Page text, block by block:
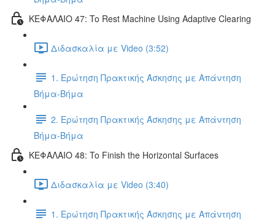
ΚΕΦΑΛΑΙΟ 47: To Rest Machine Using Adaptive Clearing
Διδασκαλία με Video (3:52)
1. Ερώτηση Πρακτικής Άσκησης με Απάντηση
Βήμα-Βήμα
2. Ερώτηση Πρακτικής Άσκησης με Απάντηση
Βήμα-Βήμα
ΚΕΦΑΛΑΙΟ 48: To Finish the Horizontal Surfaces
Διδασκαλία με Video (3:40)
1. Ερώτηση Πρακτικής Άσκησης με Απάντηση